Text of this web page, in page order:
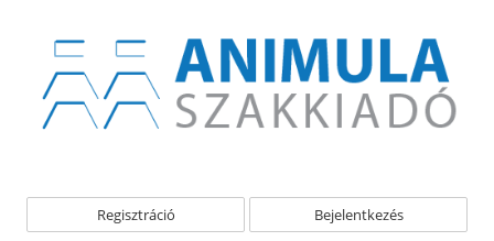
Regisztráció Bejelentkezés